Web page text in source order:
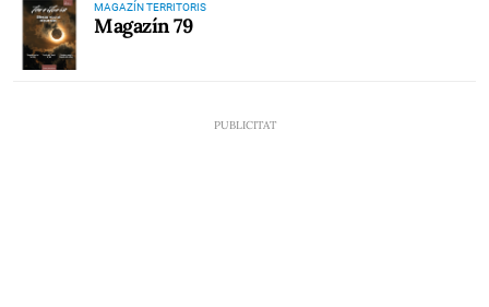
MAGAZÍN TERRITORIS
Magazín 79